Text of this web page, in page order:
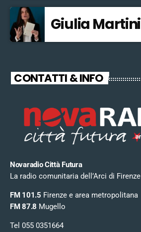
Giulia Martini
CONTATTI & INFO
Novaradio Città Futura
La radio comunitaria dell’Arci di Firenze
FM 101.5 Firenze e area metropolitana
FM 87.8 Mugello
Tel 055 0351664